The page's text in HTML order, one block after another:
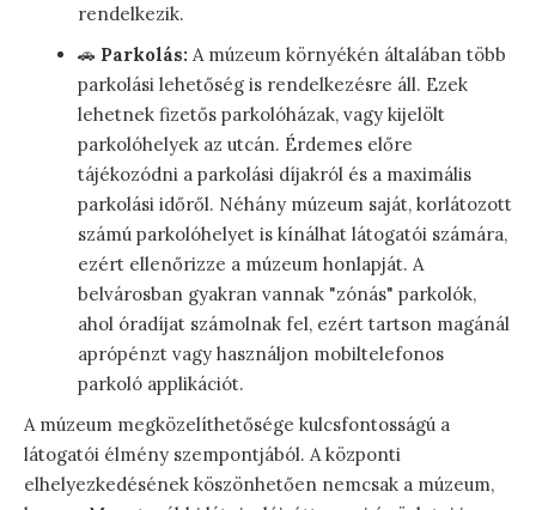
rendelkezik.
🚗 Parkolás: A múzeum környékén általában több
parkolási lehetőség is rendelkezésre áll. Ezek
lehetnek fizetős parkolóházak, vagy kijelölt
parkolóhelyek az utcán. Érdemes előre
tájékozódni a parkolási díjakról és a maximális
parkolási időről. Néhány múzeum saját, korlátozott
számú parkolóhelyet is kínálhat látogatói számára,
ezért ellenőrizze a múzeum honlapját. A
belvárosban gyakran vannak "zónás" parkolók,
ahol óradíjat számolnak fel, ezért tartson magánál
aprópénzt vagy használjon mobiltelefonos
parkoló applikációt.
A múzeum megközelíthetősége kulcsfontosságú a
látogatói élmény szempontjából. A központi
elhelyezkedésének köszönhetően nemcsak a múzeum,